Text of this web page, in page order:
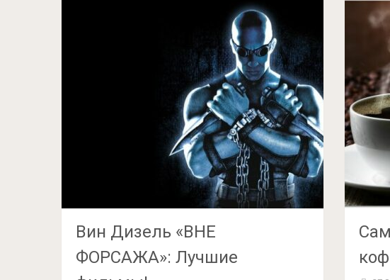
Вин Дизель «ВНЕ
ФОРСАЖА»: Лучшие